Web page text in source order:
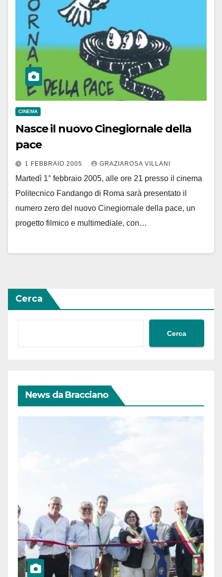
CINEMA
Nasce il nuovo Cinegiornale della
pace
1 FEBBRAIO 2005 GRAZIAROSA VILLANI
Martedì 1° febbraio 2005, alle ore 21 presso il cinema
Politecnico Fandango di Roma sarà presentato il
numero zero del nuovo Cinegiornale della pace, un
progetto filmico e multimediale, con…
Cerca
Cerca
News da Bracciano